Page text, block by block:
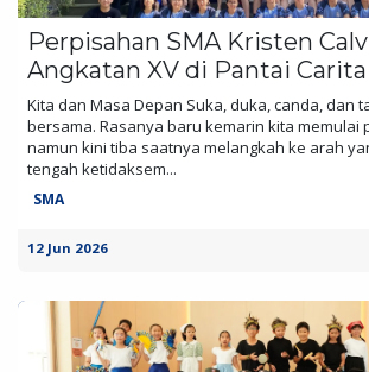
Perpisahan SMA Kristen
Angkatan XV di Pantai Carita
Kita dan Masa Depan Suka, duka, canda, dan
bersama. Rasanya baru kemarin kita memulai
namun kini tiba saatnya melangkah ke arah
tengah ketidaksem...
SMA
12 Jun 2026